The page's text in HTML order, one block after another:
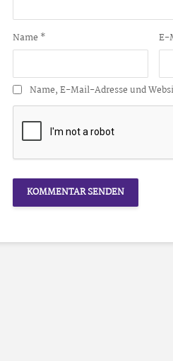
Name * E-
Name, E-Mail-Adresse und